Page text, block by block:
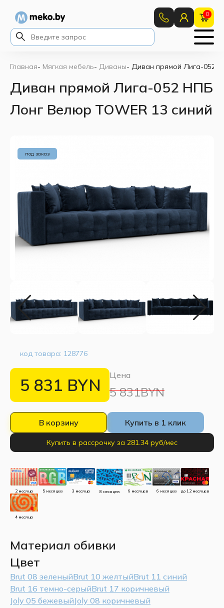
0
Главная- Мягкая мебель- Диваны- Диван прямой Лига-052
Диван прямой Лига-052 НПБ
Лонг Велюр TOWER 13 синий
под заказ
код товара: 128776
5 831 BYN Цена
5 831BYN
В корзину Купить в 1 клик
Купить в рассрочку за 281.34 руб/мес
2 месяца 5 месяцев 3 месяца 8 месяцев 6 месяцев 6 месяцев до 12 месяцев
4 месяца
Материал обивки
Цвет
Brut 08 зеленыйBrut 10 желтыйBrut 11 синий
Brut 16 темно-серыйBrut 17 коричневый
Joly 05 бежевыйJoly 08 коричневый